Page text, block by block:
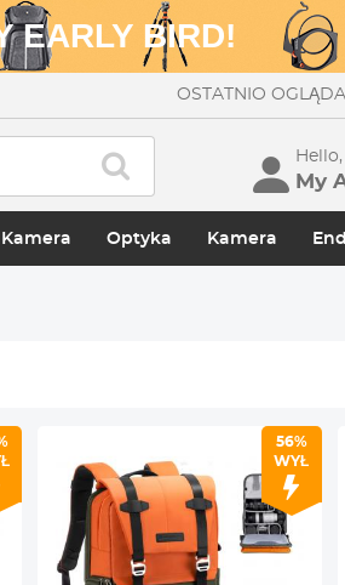
EARLY BIRD!
OSTATNIO
My
Optyka Kamera
56%
WYŁ